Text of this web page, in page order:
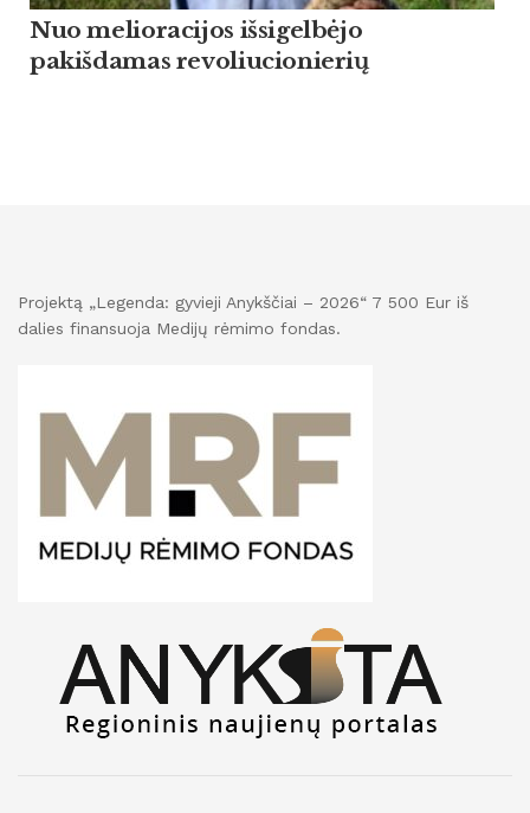
Nuo melioracijos išsigelbėjo
pakišdamas revoliucionierių
Projektą „Legenda: gyvieji Anykščiai – 2026“ 7 500 Eur iš
dalies finansuoja Medijų rėmimo fondas.